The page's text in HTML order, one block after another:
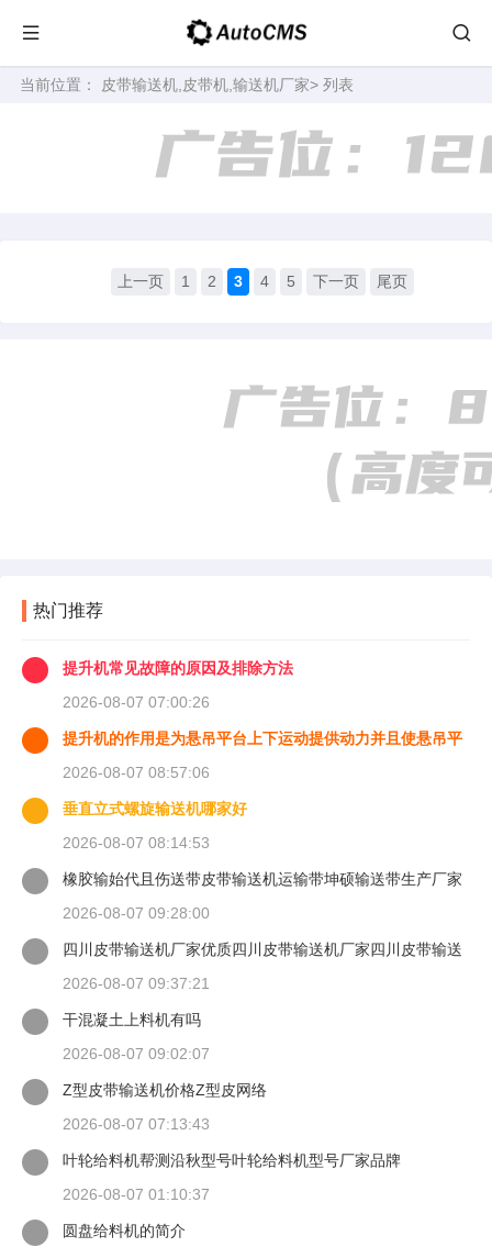
当前位置： 皮带输送机,皮带机,输送机厂家> 列表
上一页 1 2 3 4 5 下一页 尾页
热门推荐
提升机常见故障的原因及排除方法
2026-08-07 07:00:26
提升机的作用是为悬吊平台上下运动提供动力并且使悬吊平
2026-08-07 08:57:06
垂直立式螺旋输送机哪家好
2026-08-07 08:14:53
橡胶输始代且伤送带皮带输送机运输带坤硕输送带生产厂家
2026-08-07 09:28:00
四川皮带输送机厂家优质四川皮带输送机厂家四川皮带输送
2026-08-07 09:37:21
干混凝土上料机有吗
2026-08-07 09:02:07
Z型皮带输送机价格Z型皮网络
2026-08-07 07:13:43
叶轮给料机帮测沿秋型号叶轮给料机型号厂家品牌
2026-08-07 01:10:37
圆盘给料机的简介